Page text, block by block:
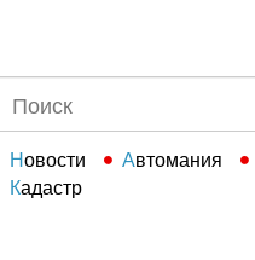
Новости
Автомания
Кадастр